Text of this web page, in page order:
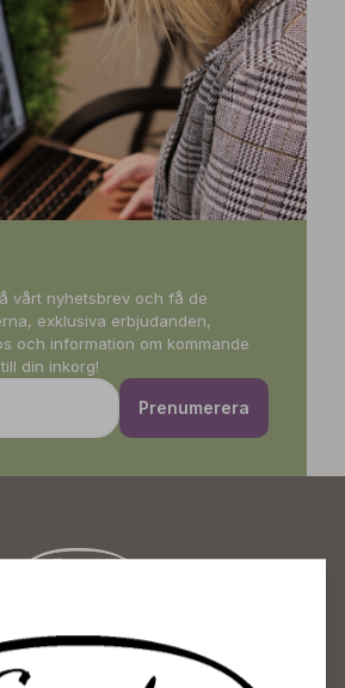
vårt nyhetsbrev och få de
exklusiva erbjudanden,
och information om kommande
din inkorg!
Prenumerera